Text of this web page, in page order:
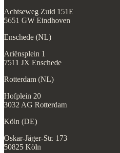
Achtseweg Zuid 151E
5651 GW Eindhoven
Enschede (NL)
Ariënsplein 1
7511 JX Enschede
Rotterdam (NL)
Hofplein 20
3032 AG Rotterdam
Köln (DE)
Oskar-Jäger-Str. 173
50825 Köln